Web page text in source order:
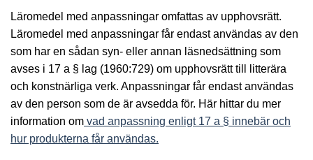
Läromedel med anpassningar omfattas av upphovsrätt.
Läromedel med anpassningar får endast användas av den
som har en sådan syn- eller annan läsnedsättning som
avses i 17 a § lag (1960:729) om upphovsrätt till litterära
och konstnärliga verk. Anpassningar får endast användas
av den person som de är avsedda för. Här hittar du mer
information om vad anpassning enligt 17 a § innebär och
hur produkterna får användas.